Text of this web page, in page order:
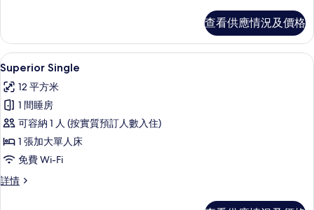
情
查看供應情況及價格
載
入
所
有
Superior
Single
的
相
Superior Single | 高級寢具、遮光窗
4
Superior Single
12 平方米
1 間睡房
可容納 1 人 (按實質預訂人數入住)
1 張加大單人床
免費 Wi-Fi
詳情
Superior